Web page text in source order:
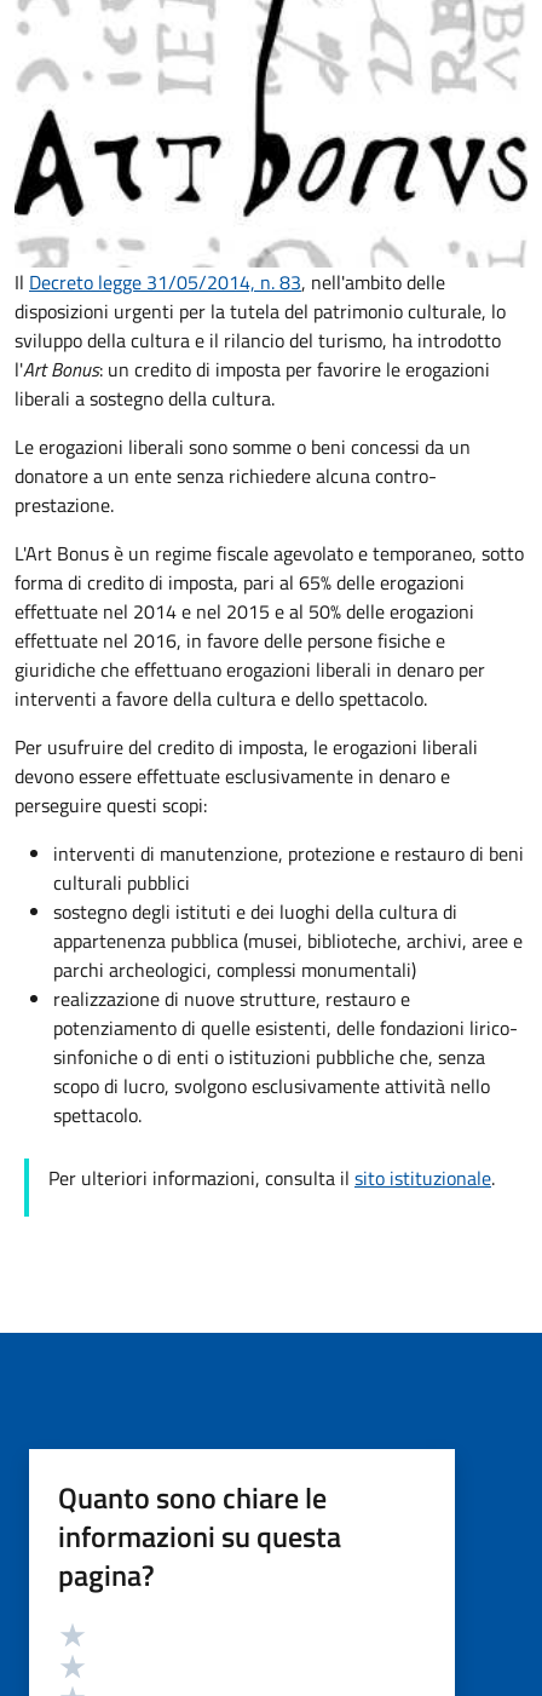
Il Decreto legge 31/05/2014, n. 83, nell'ambito delle
disposizioni urgenti per la tutela del patrimonio culturale, lo
sviluppo della cultura e il rilancio del turismo, ha introdotto
l'Art Bonus: un credito di imposta per favorire le erogazioni
liberali a sostegno della cultura.
Le erogazioni liberali sono somme o beni concessi da un
donatore a un ente senza richiedere alcuna contro-
prestazione.
L'Art Bonus è un regime fiscale agevolato e temporaneo, sotto
forma di credito di imposta, pari al 65% delle erogazioni
effettuate nel 2014 e nel 2015 e al 50% delle erogazioni
effettuate nel 2016, in favore delle persone fisiche e
giuridiche che effettuano erogazioni liberali in denaro per
interventi a favore della cultura e dello spettacolo.
Per usufruire del credito di imposta, le erogazioni liberali
devono essere effettuate esclusivamente in denaro e
perseguire questi scopi:
interventi di manutenzione, protezione e restauro di beni
culturali pubblici
sostegno degli istituti e dei luoghi della cultura di
appartenenza pubblica (musei, biblioteche, archivi, aree e
parchi archeologici, complessi monumentali)
realizzazione di nuove strutture, restauro e
potenziamento di quelle esistenti, delle fondazioni lirico-
sinfoniche o di enti o istituzioni pubbliche che, senza
scopo di lucro, svolgono esclusivamente attività nello
spettacolo.
Per ulteriori informazioni, consulta il sito istituzionale.
Quanto sono chiare le
informazioni su questa
pagina?
Valutazione